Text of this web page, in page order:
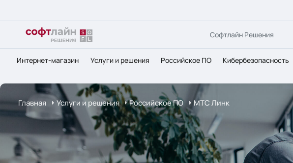
Софтлайн Решения
Интернет-магазин Услуги и решения Российское ПО Кибербезопасность
Главная Услуги и решения Российское ПО МТС Линк